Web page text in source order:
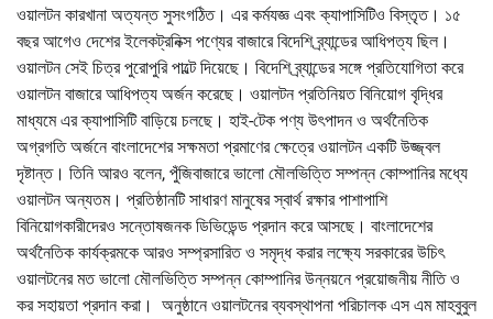
ওয়ালটন কারখানা অত্যন্ত সুসংগঠিত। এর কর্মযজ্ঞ এবং ক্যাপাসিটিও বিস্তৃত। ১৫
বছর আগেও দেশের ইলেকট্রনিক্স পণ্যের বাজারে বিদেশি ব্র্যান্ডের আধিপত্য ছিল।
ওয়ালটন সেই চিত্র পুরোপুরি পাল্টে দিয়েছে। বিদেশি ব্র্যান্ডের সঙ্গে প্রতিযোগিতা করে
ওয়ালটন বাজারে আধিপত্য অর্জন করেছে। ওয়ালটন প্রতিনিয়ত বিনিয়োগ বৃদ্ধির
মাধ্যমে এর ক্যাপাসিটি বাড়িয়ে চলছে। হাই-টেক পণ্য উৎপাদন ও অর্থনৈতিক
অগ্রগতি অর্জনে বাংলাদেশের সক্ষমতা প্রমাণের ক্ষেত্রে ওয়ালটন একটি উজ্জ্বল
দৃষ্টান্ত। তিনি আরও বলেন, পুঁজিবাজারে ভালো মৌলভিত্তি সম্পন্ন কোম্পানির মধ্যে
ওয়ালটন অন্যতম। প্রতিষ্ঠানটি সাধারণ মানুষের স্বার্থ রক্ষার পাশাপাশি
বিনিয়োগকারীদেরও সন্তোষজনক ডিভিডেন্ড প্রদান করে আসছে। বাংলাদেশের
অর্থনৈতিক কার্যক্রমকে আরও সম্প্রসারিত ও সমৃদ্ধ করার লক্ষ্যে সরকারের উচিৎ
ওয়ালটনের মত ভালো মৌলভিত্তি সম্পন্ন কোম্পানির উন্নয়নে প্রয়োজনীয় নীতি ও
কর সহায়তা প্রদান করা। অনুষ্ঠানে ওয়ালটনের ব্যবস্থাপনা পরিচালক এস এম মাহবুবুল